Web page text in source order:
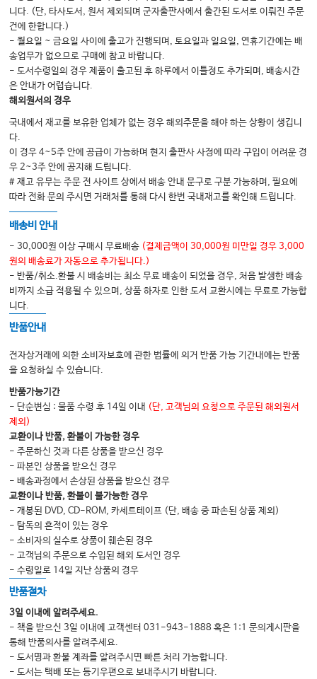
6 간호이론과 지식의 출현 89
개관 90
간호이론과 지식의 성장의 초기영향 91
오늘날의 간호이론과 지식의 기초설립 94
요약 105
개관 110
기준에 근거한 평가모델 110
모델 사용 112
진보된 이론분석모델 133
요약 135
8 실무와 이론의 연계 139
개관 140
이론에 연계된 실무구축을 위한 기술 141
건강관리영역에서의 진보를 간호실무로 통합하는 전략 152
요약 156
9 이론의 학제간 적용 159
개관 160
학제 간 이론 적용 163
편집자의 관찰 180
요약 181
10 간호학의 미래에 미치는 이론의 영향 187
개관 188
전문직으로써의 간호 188
학문으로써의 간호 192
요약 197
부록 201
용어해설 205
Index 209
니다. (단, 타사도서, 원서 제외되며 군자출판사에서 출간된 도서로 이뤄진 주문
건에 한합니다.)
- 월요일 ~ 금요일 사이에 출고가 진행되며, 토요일과 일요일, 연휴기간에는 배
송업무가 없으므로 구매에 참고 바랍니다.
- 도서수령일의 경우 제품이 출고된 후 하루에서 이틀정도 추가되며, 배송시간
은 안내가 어렵습니다.
해외원서의 경우
국내에서 재고를 보유한 업체가 없는 경우 해외주문을 해야 하는 상황이 생깁니
다.
이 경우 4~5주 안에 공급이 가능하며 현지 출판사 사정에 따라 구입이 어려운 경
우 2~3주 안에 공지해 드립니다.
# 재고 유무는 주문 전 사이트 상에서 배송 안내 문구로 구분 가능하며, 필요에
따라 전화 문의 주시면 거래처를 통해 다시 한번 국내재고를 확인해 드립니다.
배송비 안내
- 30,000원 이상 구매시 무료배송 (결제금액이 30,000원 미만일 경우 3,000
원의 배송료가 자동으로 추가됩니다.)
- 반품/취소.환불 시 배송비는 최소 무료 배송이 되었을 경우, 처음 발생한 배송
비까지 소급 적용될 수 있으며, 상품 하자로 인한 도서 교환시에는 무료로 가능합
니다.
반품안내
전자상거래에 의한 소비자보호에 관한 법률에 의거 반품 가능 기간내에는 반품
을 요청하실 수 있습니다.
반품가능기간
- 단순변심 : 물품 수령 후 14일 이내 (단, 고객님의 요청으로 주문된 해외원서
제외)
교환이나 반품, 환불이 가능한 경우
- 주문하신 것과 다른 상품을 받으신 경우
- 파본인 상품을 받으신 경우
- 배송과정에서 손상된 상품을 받으신 경우
교환이나 반품, 환불이 불가능한 경우
- 개봉된 DVD, CD-ROM, 카세트테이프 (단, 배송 중 파손된 상품 제외)
- 탐독의 흔적이 있는 경우
- 소비자의 실수로 상품이 훼손된 경우
- 고객님의 주문으로 수입된 해외 도서인 경우
- 수령일로 14일 지난 상품의 경우
반품절차
3일 이내에 알려주세요.
- 책을 받으신 3일 이내에 고객센터 031-943-1888 혹은 1:1 문의게시판을
통해 반품의사를 알려주세요.
- 도서명과 환불 계좌를 알려주시면 빠른 처리 가능합니다.
- 도서는 택배 또는 등기우편으로 보내주시기 바랍니다.